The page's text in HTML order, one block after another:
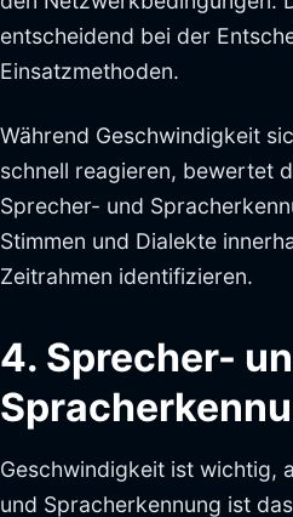
entscheidend bei der
Einsatzmethoden.
Während Geschwindigkeit
schnell reagieren, bewertet
Sprecher- und
Stimmen und Dialekte
Zeitrahmen identifizieren.
4. Sprecher-
Geschwindigkeit ist wichtig,
und Spracherkennung ist